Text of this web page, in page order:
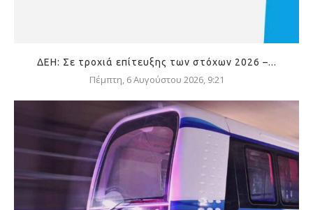
ΔΕΗ: Σε τροχιά επίτευξης των στόχων 2026 –...
Πέμπτη, 6 Αυγούστου 2026, 9:21